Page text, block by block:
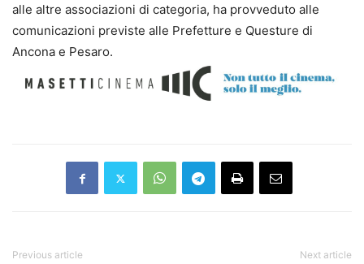
alle altre associazioni di categoria, ha provveduto alle
comunicazioni previste alle Prefetture e Questure di
Ancona e Pesaro.
Previous article Next article